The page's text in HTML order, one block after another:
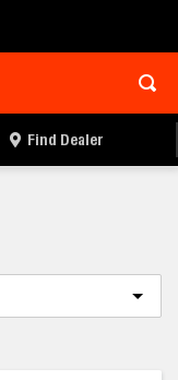
Find Dealer